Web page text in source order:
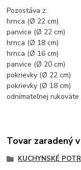
Pozostáva z:
hrnca (Ø 22 cm)
panvice (Ø 22 cm)
hrnca (Ø 18 cm)
hrnca (Ø 16 cm)
panvice (Ø 20 cm)
pokrievky (Ø 22 cm)
pokrievky (Ø 18 cm)
odnímateľnej rukoväte
Tovar zaradený
KUCHYNSKÉ